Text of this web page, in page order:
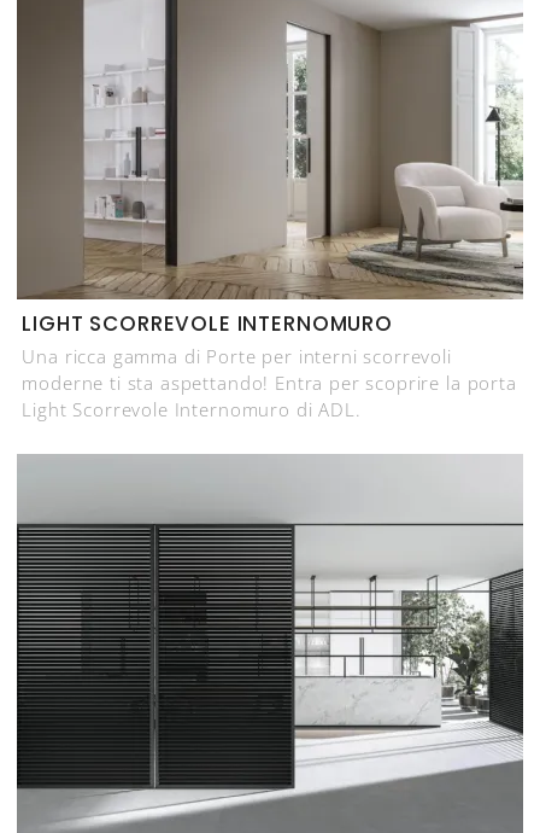
LIGHT SCORREVOLE INTERNOMURO
Una ricca gamma di Porte per interni scorrevoli
moderne ti sta aspettando! Entra per scoprire la porta
Light Scorrevole Internomuro di ADL.